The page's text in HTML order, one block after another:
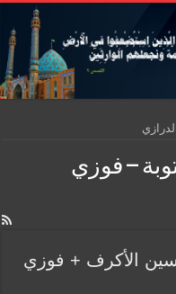
– فوزي
حسين الأكرف + فوزي